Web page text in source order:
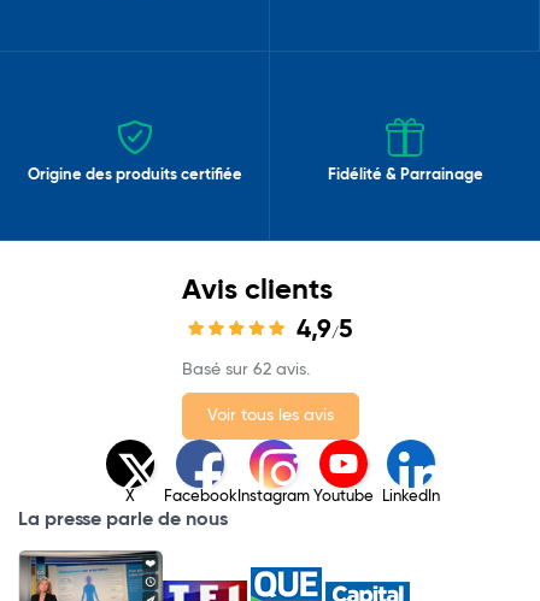
Origine des produits certifiée Fidélité & Parrainage
Avis clients
4,9/5
Basé sur 62 avis.
Voir tous les avis
X Facebook Instagram Youtube LinkedIn
La presse parle de nous